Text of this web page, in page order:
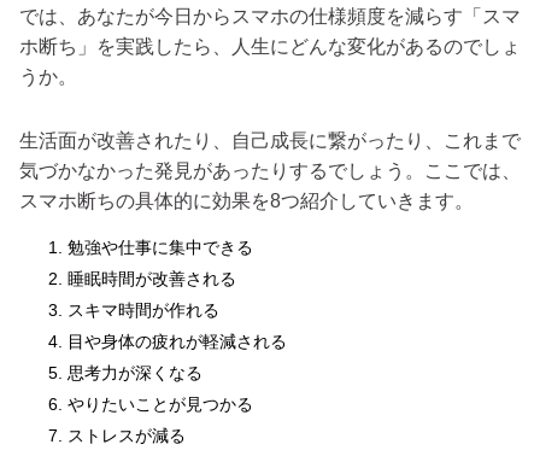
では、あなたが今日からスマホの仕様頻度を減らす「スマ
ホ断ち」を実践したら、人生にどんな変化があるのでしょ
うか。
生活面が改善されたり、自己成長に繋がったり、これまで
気づかなかった発見があったりするでしょう。ここでは、
スマホ断ちの具体的に効果を8つ紹介していきます。
勉強や仕事に集中できる
睡眠時間が改善される
スキマ時間が作れる
目や身体の疲れが軽減される
思考力が深くなる
やりたいことが見つかる
ストレスが減る